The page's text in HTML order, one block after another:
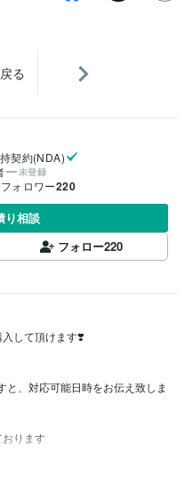
る
契約(NDA)
未登録
フォロワー220
り相談
フォロー220
して頂けます❣️
、対応可能日時をお伝え致しま
ります
掛けていますので、よろしくお